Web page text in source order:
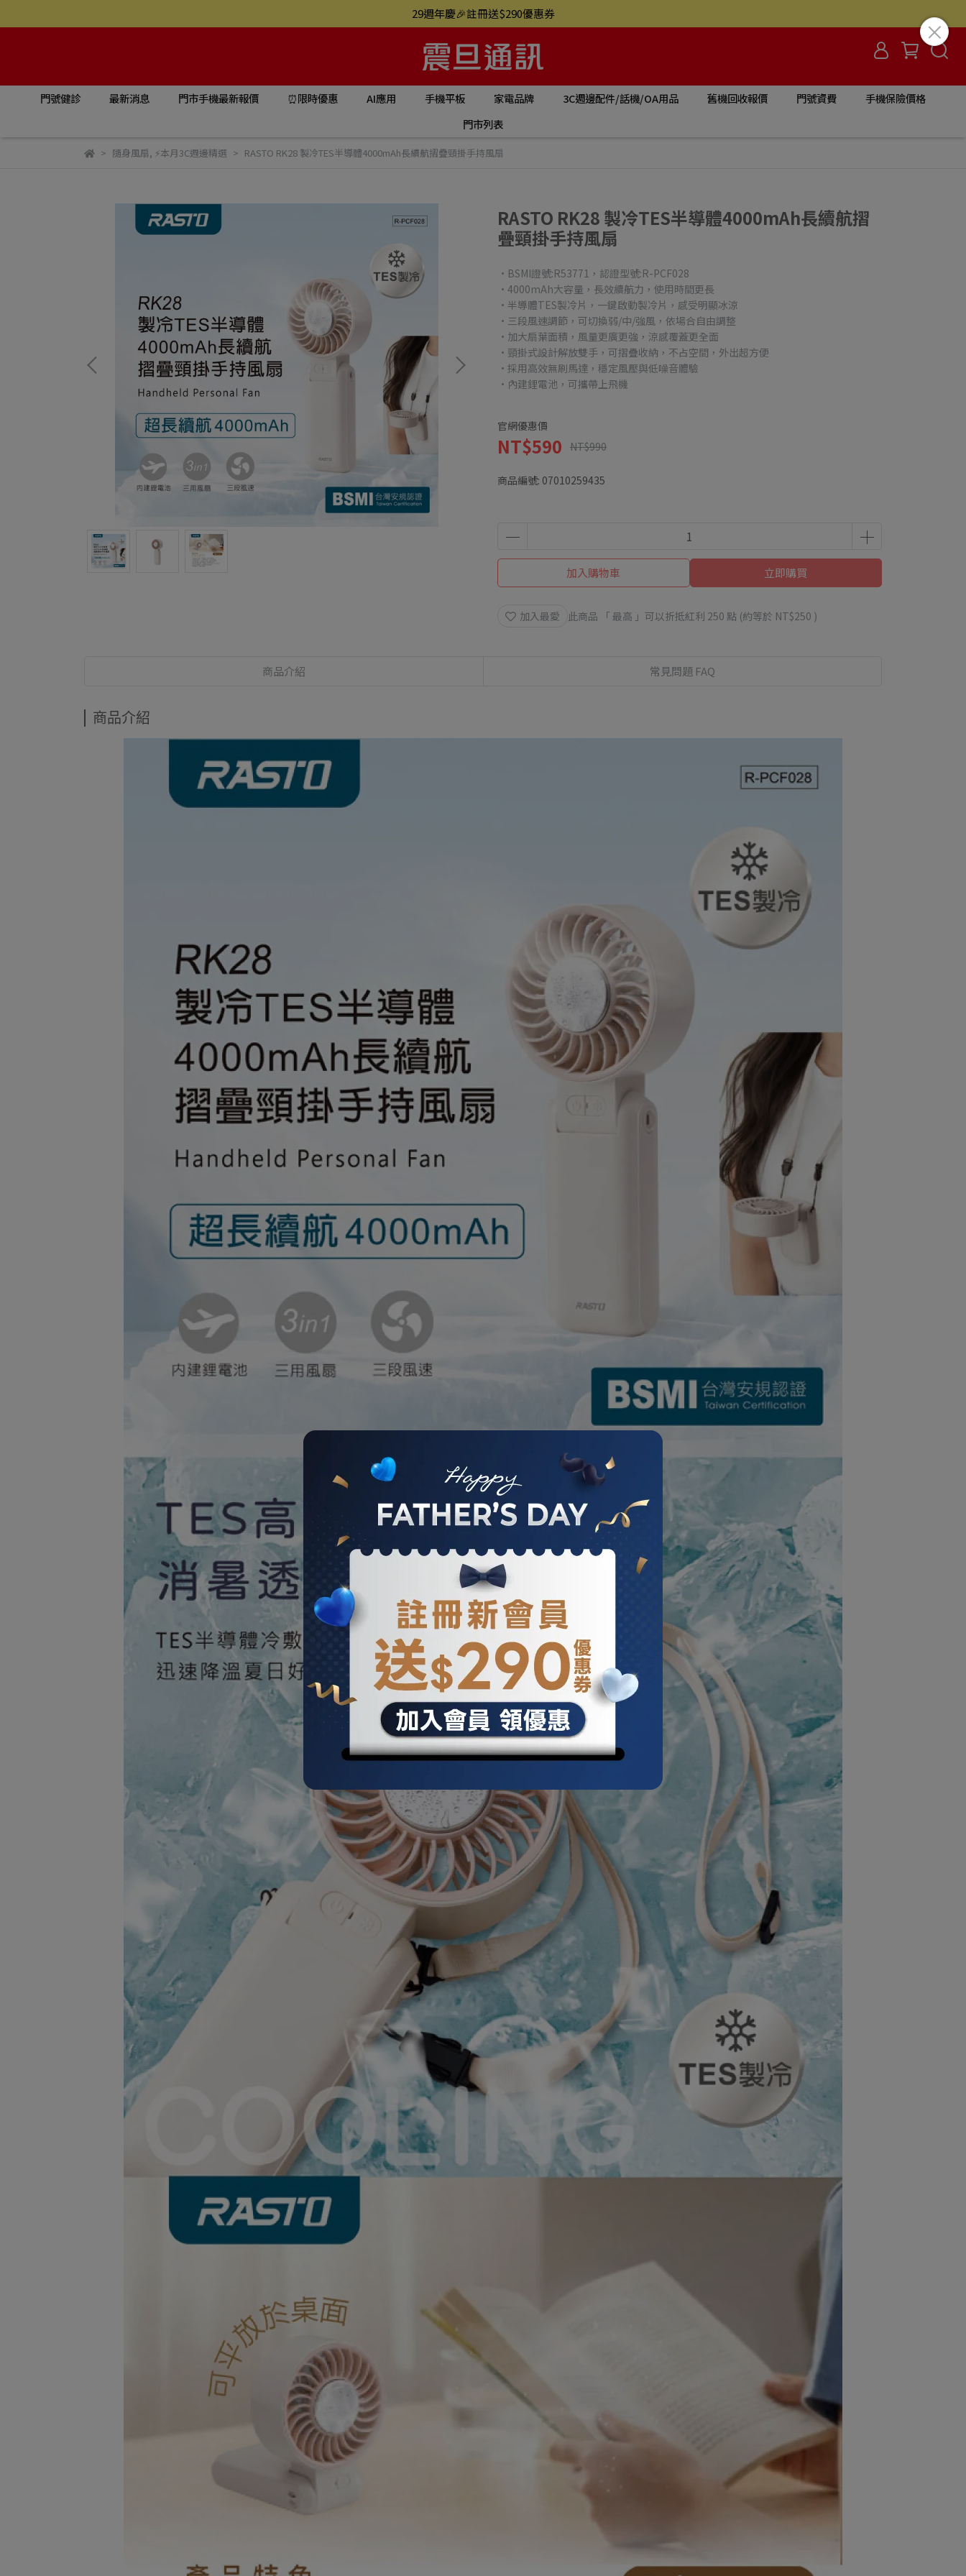
29週年慶🎉註冊送$290優惠券
門號健診 最新消息 門市手機最新報價 ⏰限時優惠 AI應用 手機平板 家電品牌 3C週邊配件/話機/OA用品 舊機回收報價 門號資費
手機保險價格
門市列表
隨身風扇, ⚡本月3C週邊精選 RASTO RK28 製冷TES半導體4000mAh長續航摺疊頸掛手持風扇
RASTO RK28 製冷TES半導體4000mAh長續航摺
疊頸掛手持風扇
·BSMI證號:R53771，認證型號:R-PCF028
·4000mAh大容量，長效續航力，使用時間更長
·半導體TES製冷片，一鍵啟動製冷片，感受明顯冰涼
·三段風速調節，可切換弱/中/強風，依場合自由調整
·加大扇葉面積，風量更廣更強，涼感覆蓋更全面
·頸掛式設計解放雙手，可摺疊收納，不占空間，外出超方便
·採用高效無刷馬達，穩定風壓與低噪音體驗
·內建鋰電池，可攜帶上飛機
官網優惠價
NT$590 NT$990
商品編號: 07010259435
加入購物車 立即購買
加入最愛 此商品 「 最高 」可以折抵紅利 250 點 (約等於 NT$250 )
商品介紹 常見問題 FAQ
商品介紹